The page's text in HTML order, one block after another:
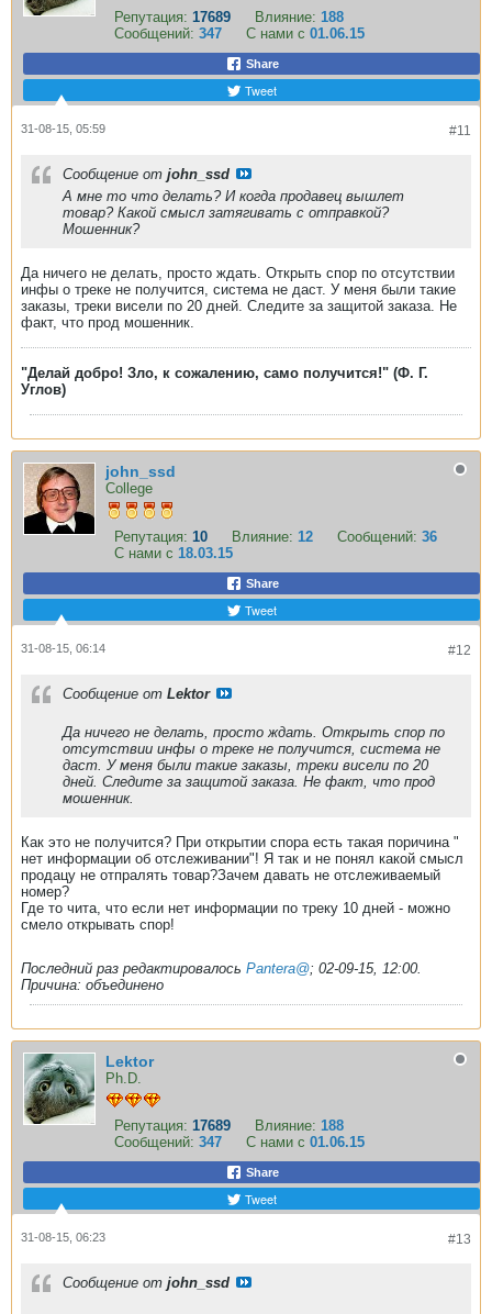
Репутация: 17689 Влияние: 188
Сообщений: 347 С нами с 01.06.15
Share
Tweet
#11
31-08-15, 05:59
Сообщение от john_ssd
А мне то что делать? И когда продавец вышлет
товар? Какой смысл затягивать с отправкой?
Мошенник?
Да ничего не делать, просто ждать. Открыть спор по отсутствии
инфы о треке не получится, система не даст. У меня были такие
заказы, треки висели по 20 дней. Следите за защитой заказа. Не
факт, что прод мошенник.
"Делай добро! Зло, к сожалению, само получится!" (Ф. Г.
Углов)
john_ssd
College
Репутация: 10 Влияние: 12 Сообщений: 36
С нами с 18.03.15
Share
Tweet
#12
31-08-15, 06:14
Сообщение от Lektor
Да ничего не делать, просто ждать. Открыть спор по
отсутствии инфы о треке не получится, система не
даст. У меня были такие заказы, треки висели по 20
дней. Следите за защитой заказа. Не факт, что прод
мошенник.
Как это не получится? При открытии спора есть такая поричина "
нет информации об отслеживании"! Я так и не понял какой смысл
продацу не отпралять товар?Зачем давать не отслеживаемый
номер?
Где то чита, что если нет информации по треку 10 дней - можно
смело открывать спор!
Последний раз редактировалось Pantera@; 02-09-15, 12:00
Причина: объединено
Lektor
Ph.D.
Репутация: 17689 Влияние: 188
Сообщений: 347 С нами с 01.06.15
Share
Tweet
#13
31-08-15, 06:23
Сообщение от john_ssd